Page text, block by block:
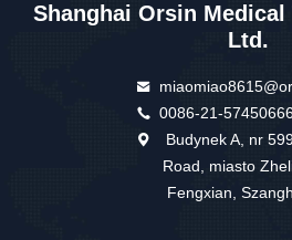
Shanghai Orsin Medical
Ltd.
0086-21-57450666
Budynek A, nr
Road, miasto
Fengxian,